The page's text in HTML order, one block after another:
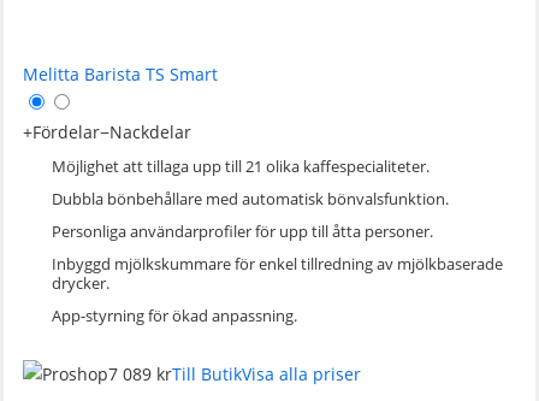
Melitta Barista TS Smart
+Fördelar−Nackdelar
Möjlighet att tillaga upp till 21 olika kaffespecialiteter.
Dubbla bönbehållare med automatisk bönvalsfunktion.
Personliga användarprofiler för upp till åtta personer.
Inbyggd mjölkskummare för enkel tillredning av mjölkbaserade
drycker.
App-styrning för ökad anpassning.
7 089 krTill ButikVisa alla priser